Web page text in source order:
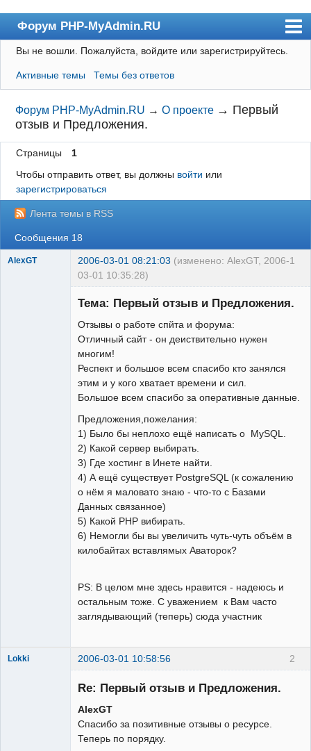
Форум PHP-MyAdmin.RU
Форум
Пользователи
Правила
Поиск
Регистрация
Вход
Вы не вошли. Пожалуйста, войдите или зарегистрируйтесь.
Активные темы Темы без ответов
Форум PHP-MyAdmin.RU →О проекте → Первый
отзыв и Предложения.
Страницы
1
Чтобы отправить ответ, вы должны войти или
зарегистрироваться
Лента темы в RSS
Сообщения 18
1
AlexGT 2006-03-01 08:21:03 (изменено: AlexGT, 2006-
03-01 10:35:28)
Тема: Первый отзыв и Предложения.
Отзывы о работе спйта и форума:
Отличный сайт - он деиствительно нужен
многим!
Респект и большое всем спасибо кто занялся
этим и у кого хватает времени и сил.
Большое всем спасибо за оперативные данные.
Предложения,пожелания:
1) Было бы неплохо ещё написать о MySQL.
2) Какой сервер выбирать.
3) Где хостинг в Инете найти.
4) А ещё существует PostgreSQL (к сожалению
о нём я маловато знаю - что-то с Базами
Данных связанное)
5) Какой PHP вибирать.
6) Немогли бы вы увеличить чуть-чуть объём в
килобайтах вставлямых Аваторок?
PS: В целом мне здесь нравится - надеюсь и
остальным тоже. С уважением к Вам часто
заглядывающий (теперь) сюда участник
2
Lokki 2006-03-01 10:58:56
Re: Первый отзыв и Предложения.
AlexGT
Спасибо за позитивные отзывы о ресурсе.
Теперь по порядку.